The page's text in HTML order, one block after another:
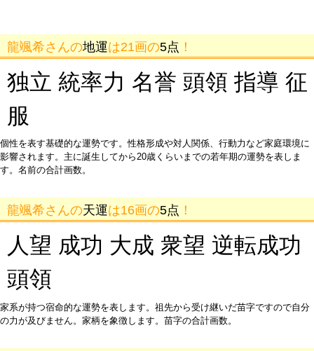
龍颯希さんの地運は21画の5点 ！
独立 統率力 名誉 頭領 指導 征
服
個性を表す基礎的な運勢です。性格形成や対人関係、行動力など家庭環境に
影響されます。主に誕生してから20歳くらいまでの若年期の運勢を表しま
す。名前の合計画数。
龍颯希さんの天運は16画の5点 ！
人望 成功 大成 衆望 逆転成功
頭領
家系が持つ宿命的な運勢を表します。祖先から受け継いだ苗字ですので自分
の力が及びません。家柄を象徴します。苗字の合計画数。